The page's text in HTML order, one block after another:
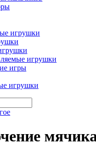
игрушки
игрушки
игры
игрушки